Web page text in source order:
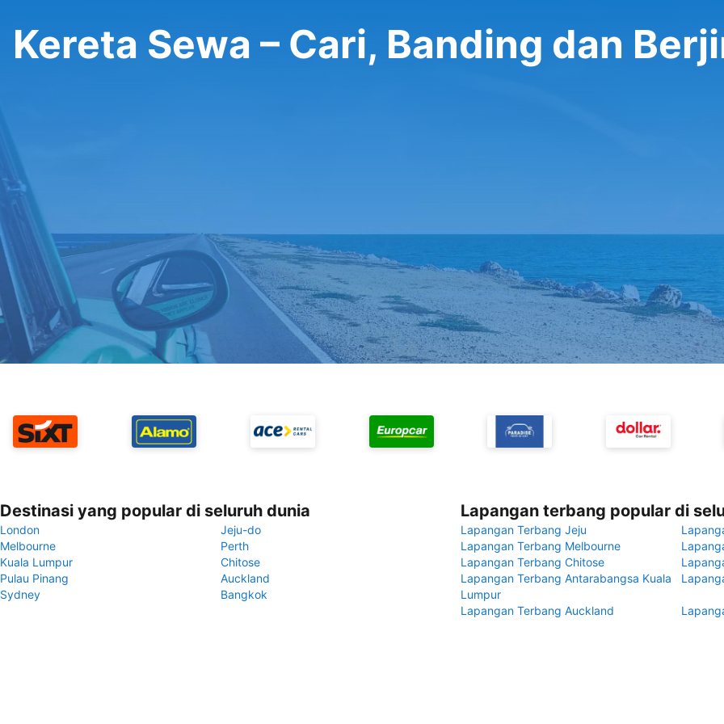
Kereta Sewa – Cari, Banding dan
Destinasi yang popular di seluruh dunia
London
Jeju-do
Melbourne
Perth
Kuala Lumpur
Chitose
Pulau Pinang
Auckland
Sydney
Bangkok
Lapangan terbang popular di
Lapangan Terbang Jeju
Lapangan Terbang Melbourne
Lapangan Terbang Chitose
Lapangan Terbang Antarabangsa Kuala
Lumpur
Lapangan Terbang Auckland